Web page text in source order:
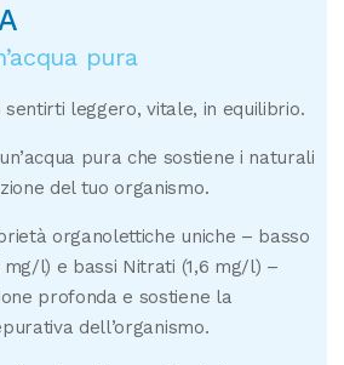
pura
sentirti leggero, vitale, in equilibrio.
pura che sostiene i naturali
del tuo organismo.
organolettiche uniche – basso
mg/l) e bassi Nitrati (1,6 mg/l) –
profonda e sostiene la
dell’organismo.